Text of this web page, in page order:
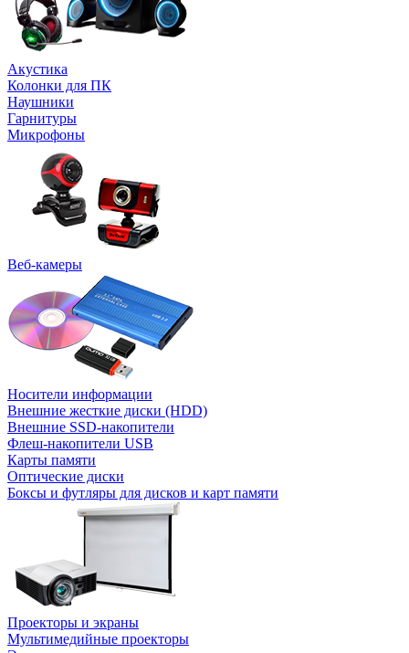
Акустика
Колонки для ПК
Наушники
Гарнитуры
Микрофоны
Веб-камеры
Носители информации
Внешние жесткие диски (HDD)
Внешние SSD-накопители
Флеш-накопители USB
Карты памяти
Оптические диски
Боксы и футляры для дисков и карт памяти
Проекторы и экраны
Мультимедийные проекторы